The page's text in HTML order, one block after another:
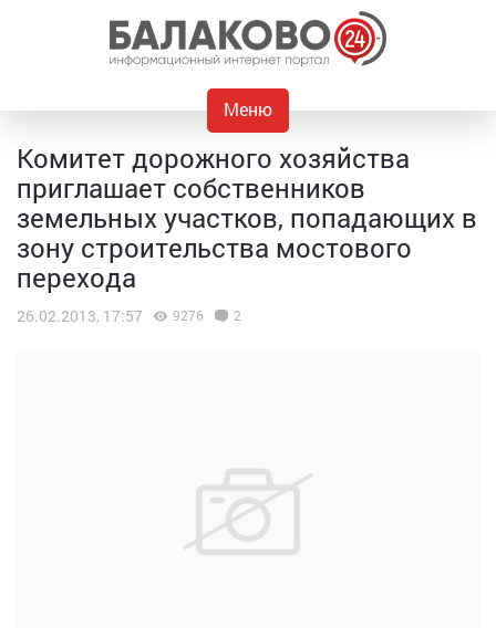
Меню
Комитет дорожного хозяйства
приглашает собственников
земельных участков, попадающих в
зону строительства мостового
перехода
26.02.2013, 17:57 9276 2